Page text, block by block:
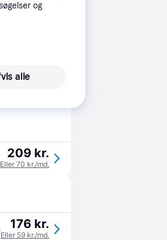
165 kr.
209 kr.
Eller 70 kr./md.
176 kr.
Eller 59 kr./md.
og
alle